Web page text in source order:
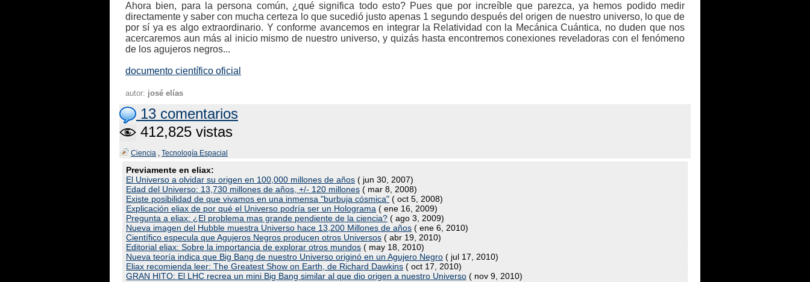
Ahora bien, para la persona común, ¿qué significa todo esto? Pues que por increíble que parezca, ya hemos podido medir
directamente y saber con mucha certeza lo que sucedió justo apenas 1 segundo después del origen de nuestro universo, lo que de
por sí ya es algo extraordinario. Y conforme avancemos en integrar la Relatividad con la Mecánica Cuántica, no duden que nos
acercaremos aun más al inicio mismo de nuestro universo, y quizás hasta encontremos conexiones reveladoras con el fenómeno
de los agujeros negros...
documento científico oficial
autor: josé elías
13 comentarios
412,825 vistas
Ciencia , Tecnología Espacial
Previamente en eliax:
El Universo a olvidar su origen en 100,000 millones de años ( jun 30, 2007)
Edad del Universo: 13,730 millones de años, +/- 120 millones ( mar 8, 2008)
Existe posibilidad de que vivamos en una inmensa "burbuja cósmica" ( oct 5, 2008)
Explicación eliax de por qué el Universo podría ser un Holograma ( ene 16, 2009)
Pregunta a eliax: ¿El problema mas grande pendiente de la ciencia? ( ago 3, 2009)
Nueva imagen del Hubble muestra Universo hace 13,200 Millones de años ( ene 6, 2010)
Científico especula que Agujeros Negros producen otros Universos ( abr 19, 2010)
Editorial eliax: Sobre la importancia de explorar otros mundos ( may 18, 2010)
Nueva teoría indica que Big Bang de nuestro Universo originó en un Agujero Negro ( jul 17, 2010)
Eliax recomienda leer: The Greatest Show on Earth, de Richard Dawkins ( oct 17, 2010)
GRAN HITO: El LHC recrea un mini Big Bang similar al que dio origen a nuestro Universo ( nov 9, 2010)